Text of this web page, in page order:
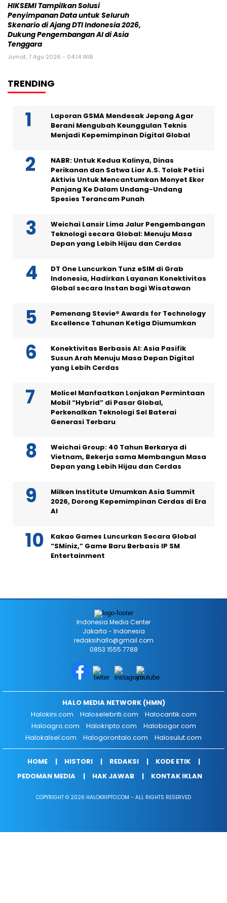
HIKSEMI Tampilkan Solusi
Penyimpanan Data untuk Seluruh
Skenario di Ajang DTI Indonesia 2026,
Dukung Pengembangan AI di Asia
Tenggara
Jumat, 7 Agu 2026 - 04:14 WIB
TRENDING
Laporan GSMA Mendesak Jepang Agar
Berani Mengubah Keunggulan Teknis
Menjadi Kepemimpinan Digital Global
NABR: Untuk Kedua Kalinya, Dinas
Perikanan dan Satwa Liar A.S. Tolak Petisi
Aktivis Untuk Mencantumkan Monyet Ekor
Panjang Ke Dalam Undang-Undang
Spesies Terancam Punah
Weichai Lansir Lima Jalur Pengembangan
Teknologi secara Global: Menuju Masa
Depan yang Lebih Hijau dan Cerdas
DT One Luncurkan Tunz eSIM di Grab
Indonesia, Hadirkan Layanan Konektivitas
Global secara Instan bagi Wisatawan
Pemenang Stevie® Awards for Technology
Excellence Tahunan Ketiga Diumumkan
Konektivitas Berbasis AI: Asia Pasifik
Susun Arah Menuju Masa Depan Digital
yang Lebih Cerdas
Molicel Manfaatkan Lonjakan Permintaan
Mobil “Hybrid” di Pasar Global,
Perkenalkan Teknologi Sel Baterai
Generasi Terbaru
Weichai Group: 40 Tahun Berkarya di
Vietnam, Bekerja sama Membangun Masa
Depan yang Lebih Hijau dan Cerdas
Milken Institute Umumkan Asia Summit
2026, Dorong Kepemimpinan Cerdas di Era
AI
Kakao Games Luncurkan Secara Global
“SMiniz,” Game Baru Berbasis IP SM
Entertainment
Indonesia Media Center
Jakarta - Indonesia
redaksihallo@gmail.com
0853 1555 7788
HALO MEDIA NETWORK (HMN)
Halokini.com
Haloselebriti.com
Halocantik.com
Haloagro.com
Halokripto.com
Halobogor.com
Halokalsel.com
Halogorontalo.com Halosulut.com
HOME HISTORI REDAKSI
KODE ETIK
PEDOMAN MEDIA
HAK JAWAB KONTAK IKLAN
COPYRIGHT © 2026 HALOKRIPTO.COM - ALL RIGHTS RESERVED